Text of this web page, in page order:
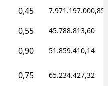
Kütahya
Kahramanmaraş
0,45 7.971.197.000,85
0,55 45.788.813,60
0,90 51.859.410,14
0,75 65.234.427,32